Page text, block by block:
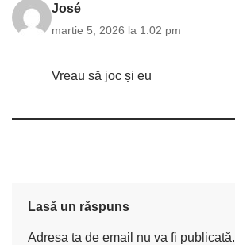
José
martie 5, 2026 la 1:02 pm
Vreau să joc și eu
Lasă un răspuns
Adresa ta de email nu va fi publicată.